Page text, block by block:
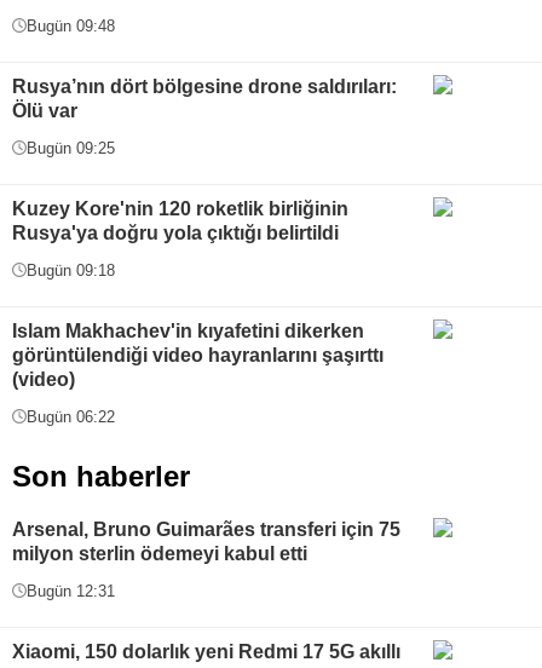
Bugün 09:48
Rusya’nın dört bölgesine drone saldırıları:
Ölü var
Bugün 09:25
Kuzey Kore'nin 120 roketlik birliğinin
Rusya'ya doğru yola çıktığı belirtildi
Bugün 09:18
Islam Makhachev'in kıyafetini dikerken
görüntülendiği video hayranlarını şaşırttı
(video)
Bugün 06:22
Son haberler
Arsenal, Bruno Guimarães transferi için 75
milyon sterlin ödemeyi kabul etti
Bugün 12:31
Xiaomi, 150 dolarlık yeni Redmi 17 5G akıllı